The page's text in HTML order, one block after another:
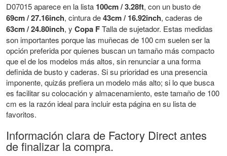
D07015 aparece en la lista 100cm / 3.28ft, con un busto de
69cm / 27.16inch, cintura de43cm / 16.92inch, caderas de
63cm / 24.80inch, y Copa FTalla de sujetador. Estas medidas
son importantes porque las muñecas de 100 cm suelen ser la
opción preferida por quienes buscan un tamaño más compacto
que el de los modelos más altos, sin renunciar a una forma
definida de busto y caderas. Si su prioridad es una presencia
imponente, quizás prefiera un modelo más alto; si lo que busca
es facilitar su colocación y almacenamiento, este tamaño de 100
cm es la razón ideal para incluir esta página en su lista de
favoritos.
Información clara de Factory Direct antes
de finalizar la compra.